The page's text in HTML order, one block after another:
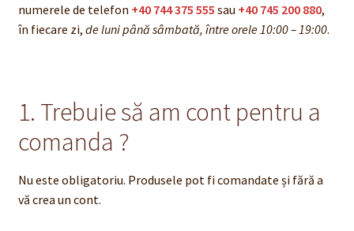
Finalizare
Plată
datelor cu caracter personal
numerele de telefon +40 744 375 555 sau +40 745 200 880,
în fiecare zi, de luni până sâmbată, între orele 10:00 – 19:00.
1. Trebuie să am cont pentru a
comanda ?
Nu este obligatoriu. Produsele pot fi comandate și fără a
vă crea un cont.